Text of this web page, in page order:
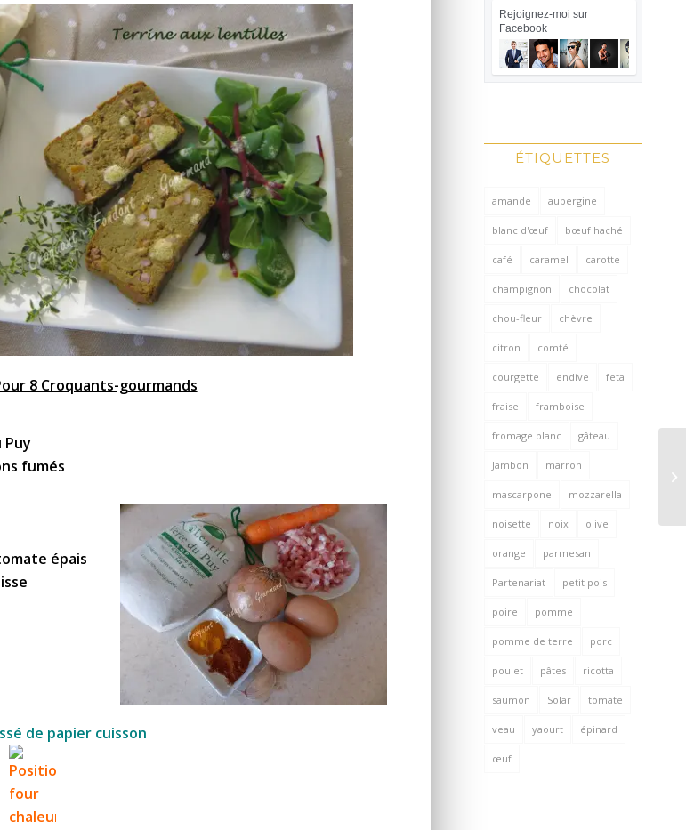
8 Croquants-gourmands
Puy
fumés
épais
de papier cuisson
Rejoignez-moi sur
Facebook
ÉTIQUETTES
amande aubergine
blanc d'œuf bœuf haché
café caramel carotte
champignon chocolat
chou-fleur chèvre
citron comté
courgette endive feta
fraise framboise
fromage blanc gâteau
Jambon marron
mascarpone mozzarella
noisette noix olive
orange parmesan
Partenariat petit pois
poire pomme
pomme de terre porc
poulet pâtes ricotta
saumon Solar tomate
veau yaourt épinard
œuf